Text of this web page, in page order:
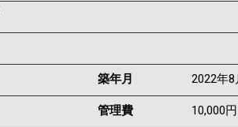
築年月 2022年8
管理費 10,000円